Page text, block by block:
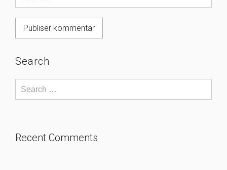
Search
Recent Comments